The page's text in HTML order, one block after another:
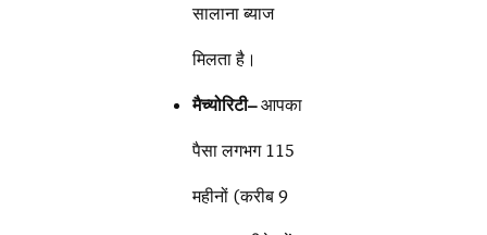
सालाना ब्याज
मिलता है।
मैच्योरिटी–आपका
पैसा लगभग 115
महीनों (करीब 9